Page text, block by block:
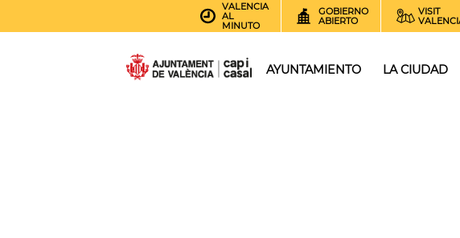
VALENCIA
AL
MINUTO
GOBIERNO
ABIERTO
VISIT
AYUNTAMIENTO LA CIUDAD